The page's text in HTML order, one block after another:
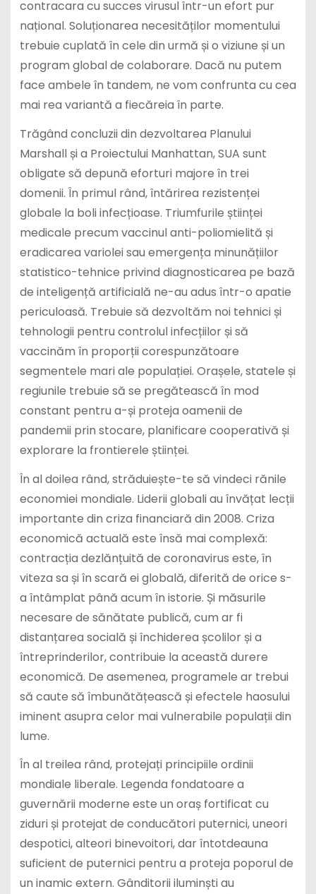
contracara cu succes virusul într-un efort pur
național. Soluționarea necesităților momentului
trebuie cuplată în cele din urmă și o viziune și un
program global de colaborare. Dacă nu putem
face ambele în tandem, ne vom confrunta cu cea
mai rea variantă a fiecăreia în parte.
Trăgând concluzii din dezvoltarea Planului
Marshall și a Proiectului Manhattan, SUA sunt
obligate să depună eforturi majore în trei
domenii. În primul rând, întărirea rezistenței
globale la boli infecțioase. Triumfurile științei
medicale precum vaccinul anti-poliomielită și
eradicarea variolei sau emergența minunățiilor
statistico-tehnice privind diagnosticarea pe bază
de inteligență artificială ne-au adus într-o apatie
periculoasă. Trebuie să dezvoltăm noi tehnici și
tehnologii pentru controlul infecțiilor și să
vaccinăm în proporții corespunzătoare
segmentele mari ale populației. Orașele, statele și
regiunile trebuie să se pregătească în mod
constant pentru a-și proteja oamenii de
pandemii prin stocare, planificare cooperativă și
explorare la frontierele științei.
În al doilea rând, străduiește-te să vindeci rănile
economiei mondiale. Liderii globali au învățat lecții
importante din criza financiară din 2008. Criza
economică actuală este însă mai complexă:
contracția dezlănțuită de coronavirus este, în
viteza sa și în scară ei globală, diferită de orice s-
a întâmplat până acum în istorie. Și măsurile
necesare de sănătate publică, cum ar fi
distanțarea socială și închiderea școlilor și a
întreprinderilor, contribuie la această durere
economică. De asemenea, programele ar trebui
să caute să îmbunătățească și efectele haosului
iminent asupra celor mai vulnerabile populații din
lume.
În al treilea rând, protejați principiile ordinii
mondiale liberale. Legenda fondatoare a
guvernării moderne este un oraș fortificat cu
ziduri și protejat de conducători puternici, uneori
despotici, alteori binevoitori, dar întotdeauna
suficient de puternici pentru a proteja poporul de
un inamic extern. Gânditorii iluminști au